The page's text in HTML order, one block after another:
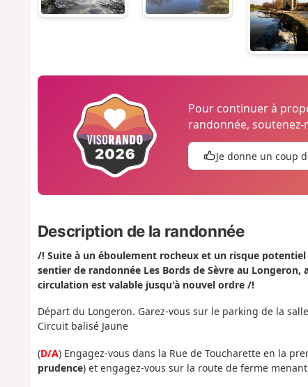
Pour continuer à
randonnée,
Je donne un coup
Description de la randonnée
/! Suite à un éboulement rocheux et un risque
sentier de randonnée Les Bords de Sèvre au Longeron,
circulation est valable jusqu'à nouvel ordre /!
Départ du Longeron. Garez-vous sur le parking de la
Circuit balisé Jaune
(D/A) Engagez-vous dans la Rue de Toucharette en la
prudence) et engagez-vous sur la route de ferme